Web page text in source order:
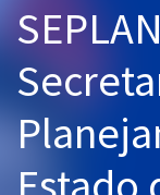
Cursos 20% OFF
Pós
Graduação
OAB